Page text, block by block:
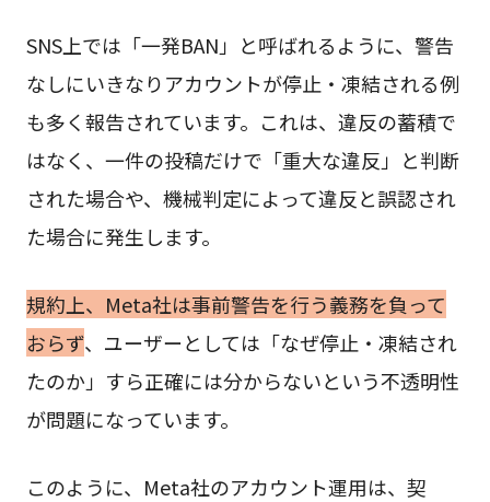
SNS上では「一発BAN」と呼ばれるように、警告
なしにいきなりアカウントが停止・凍結される例
も多く報告されています。これは、違反の蓄積で
はなく、一件の投稿だけで「重大な違反」と判断
された場合や、機械判定によって違反と誤認され
た場合に発生します。
規約上、Meta社は事前警告を行う義務を負って
おらず、ユーザーとしては「なぜ停止・凍結され
たのか」すら正確には分からないという不透明性
が問題になっています。
このように、Meta社のアカウント運用は、契